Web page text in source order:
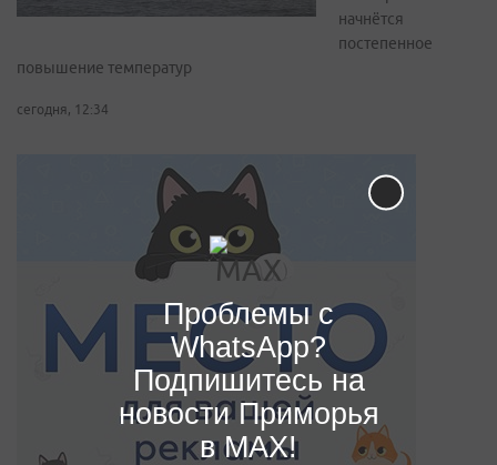
начнётся
постепенное
повышение температур
сегодня, 12:34
Проблемы с
WhatsApp?
Подпишитесь на
новости Приморья
в MAX!